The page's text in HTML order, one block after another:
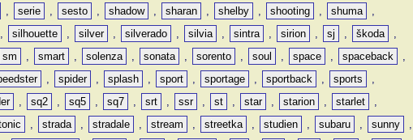
, serie , sesto , shadow , sharan , shelby , shooting , shuma
,
, silhouette , silver , silverado , silvia , sintra , sirion , sj , škoda
,
sm , smart , solenza , sonata , sorento , soul , space , spaceback
,
, spider , splash , sport , sportage , sportback , sports
,
, sq2 , sq5 , sq7 , srt , ssr , st , star , starion , starlet
,
, strada , stradale , stream , streetka , studien , subaru , sunny
,